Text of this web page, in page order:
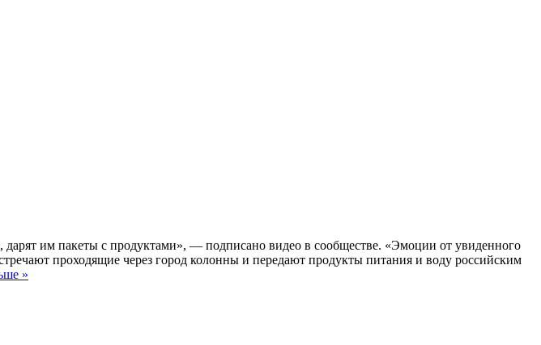
им пакеты с продуктами», — подписано видео в сообществе. «Эмоции от увиденного
проходящие через город колонны и передают продукты питания и воду российским
»